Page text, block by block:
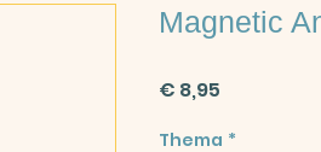
Magnetic
€ 8,95
Thema *